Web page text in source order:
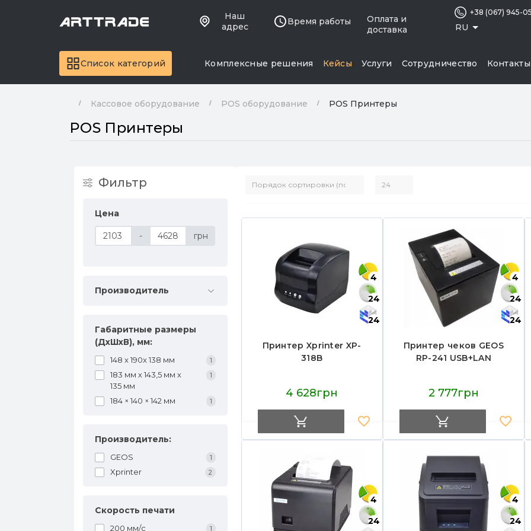
Наш
адрес
Время работы
Оплата и
доставка
RU
+38 (067) 945-
Список категорий Комплексные решения Кейсы Услуги Сотрудничество Контакты
Кассовое оборудование POS оборудование POS Принтеры
POS Принтеры
Фильтр
Цена
- грн
Производитель
Габаритные размеры
(ДхШхВ), мм:
148 x 190x 138 мм 1
183 мм х 143,5 мм х
135 мм
1
184 × 140 × 142 мм 1
Производитель:
GEOS 1
Xprinter 2
Скорость печати
200 мм/с 1
4
24
24
Принтер Xprinter XP-
318B
4 628грн
4
24
24
Принтер чеков GEOS
RP-241 USB+LAN
2 777грн
4
24
4
24